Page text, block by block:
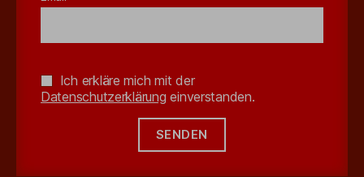
Ich erkläre mich mit der
Datenschutzerklärung einverstanden.